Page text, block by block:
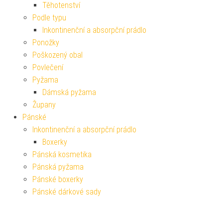
Těhotenství
Podle typu
Inkontinenční a absorpční prádlo
Ponožky
Poškozený obal
Povlečení
Pyžama
Dámská pyžama
Župany
Pánské
Inkontinenční a absorpční prádlo
Boxerky
Pánská kosmetika
Pánská pyžama
Pánské boxerky
Pánské dárkové sady